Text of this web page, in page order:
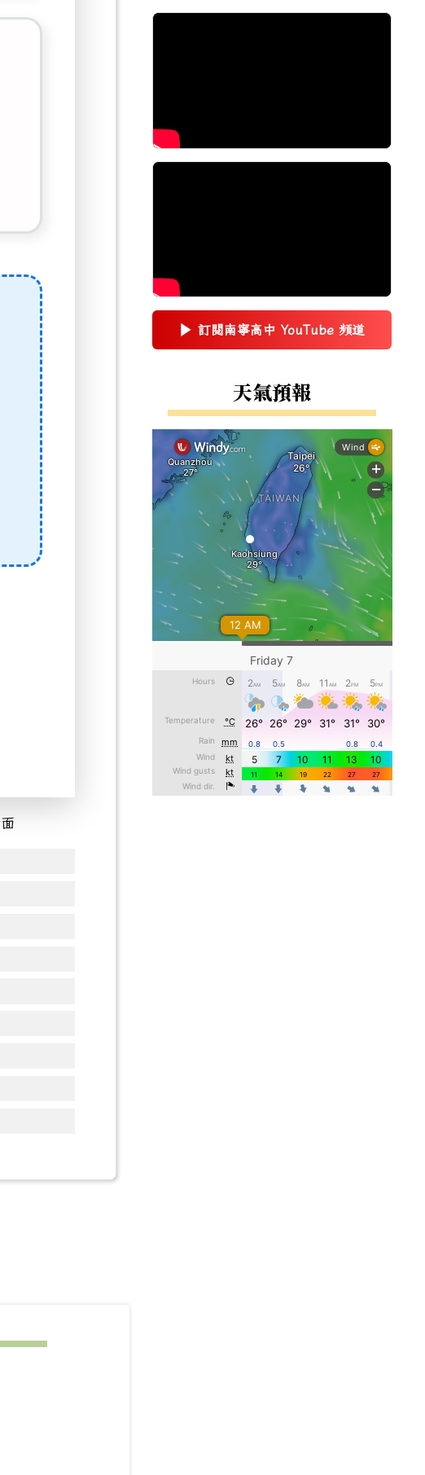
▶ 訂閱南寧高中 YouTube 頻道
(另開新視窗)
右邊區域內容
天氣預報